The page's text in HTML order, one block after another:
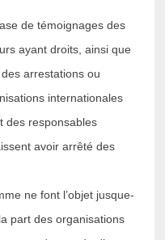
de témoignages des
ayant droits, ainsi que
arrestations ou
internationales
des responsables
avoir arrêté des
ne font l’objet jusque-
part des organisations